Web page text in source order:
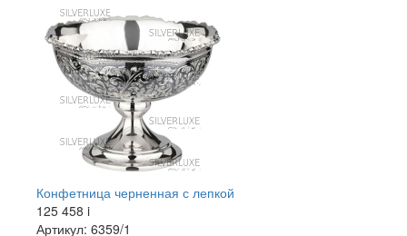
Конфетница черненная с лепкой
125 458 i
Артикул: 6359/1